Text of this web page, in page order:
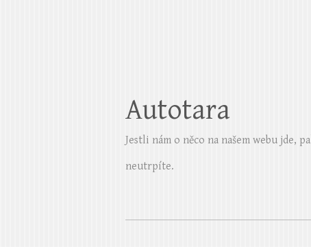
Autotara
Jestli nám o něco na našem webu
neutrpíte.